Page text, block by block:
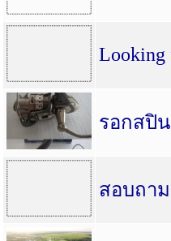
Looking
รอกสปิน
สอบถา